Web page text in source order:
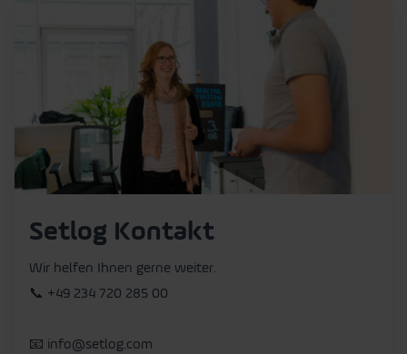
Setlog Kontakt
Wir helfen Ihnen gerne weiter.
📞 +49 234 720 285 00
📧 info@setlog.com